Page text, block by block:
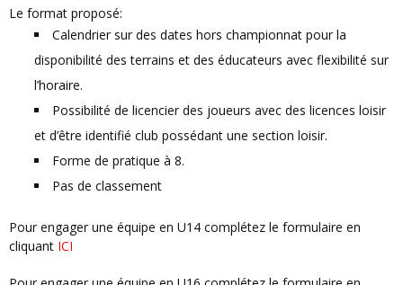
le format proposé:
Calendrier sur des dates hors championnat pour la
disponibilité des terrains et des éducateurs avec flexibilité sur
l’horaire.
Possibilité de licencier des joueurs avec des licences loisir
et d’être identifié club possédant une section loisir.
Forme de pratique à 8.
Pas de classement
Pour engager une équipe en U14 complétez le formulaire en
cliquant ICI